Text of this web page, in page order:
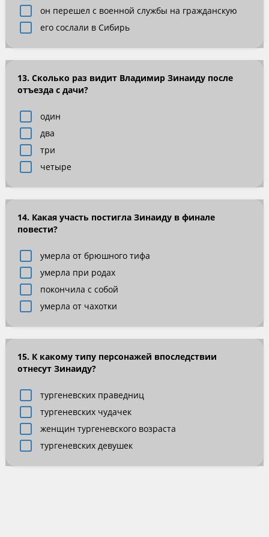
он перешел с военной службы на гражданскую
его сослали в Сибирь
13. Сколько раз видит Владимир Зинаиду после
отъезда с дачи?
один
два
три
четыре
14. Какая участь постигла Зинаиду в финале
повести?
умерла от брюшного тифа
умерла при родах
покончила с собой
умерла от чахотки
15. К какому типу персонажей впоследствии
отнесут Зинаиду?
тургеневских праведниц
тургеневских чудачек
женщин тургеневского возраста
тургеневских девушек